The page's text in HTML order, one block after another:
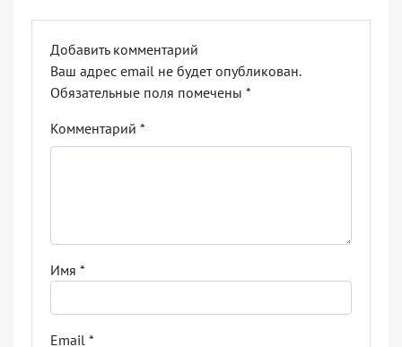
Добавить комментарий
Ваш адрес email не будет опубликован.
Обязательные поля помечены *
Комментарий *
Имя *
Email *